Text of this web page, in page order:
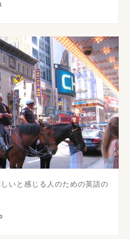
いと感じる人のための英語の